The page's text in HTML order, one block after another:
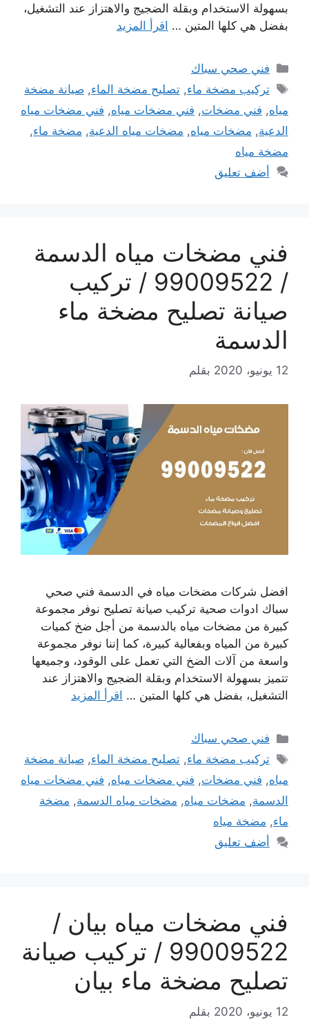
بسهولة الاستخدام وبقلة الضجيج والاهتزاز عند التشغيل،
بفضل هي كلها المتين … اقرأ المزيد
التصنيفات
فني صحي سباك
الوسوم
تركيب مضخة ماء,تصليح مضخة الماء,صيانة مضخة
مياه, فني مضخات, فني مضخات مياه, فني مضخات مياه
الدعية, مضخات مياه, مضخات مياه الدعية, مضخة ماء,
مضخة مياه
أضف تعليق
فني مضخات مياه الدسمة
/ 99009522 / تركيب
صيانة تصليح مضخة ماء
الدسمة
12 يونيو، 2020 بقلم
افضل شركات مضخات مياه في الدسمة فني صحي
سباك ادوات صحية تركيب صيانة تصليح نوفر مجموعة
كبيرة من مضخات مياه بالدسمة من أجل ضخ كميات
كبيرة من المياه وبفعالية كبيرة، كما إننا نوفر مجموعة
واسعة من آلات الضخ التي تعمل على الوقود، وجميعها
تتميز بسهولة الاستخدام وبقلة الضجيج والاهتزاز عند
التشغيل، بفضل هي كلها المتين … اقرأ المزيد
التصنيفات
فني صحي سباك
الوسوم
تركيب مضخة ماء,تصليح مضخة الماء,صيانة مضخة
مياه, فني مضخات, فني مضخات مياه, فني مضخات مياه
الدسمة, مضخات مياه, مضخات مياه الدسمة, مضخة
ماء, مضخة مياه
أضف تعليق
فني مضخات مياه بيان /
99009522 / تركيب صيانة
تصليح مضخة ماء بيان
12 يونيو، 2020 بقلم